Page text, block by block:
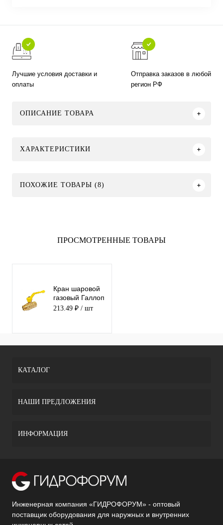
Лучшие условия доставки и
оплаты
Отправка заказов в любой
регион РФ
ОПИСАНИЕ ТОВАРА
ХАРАКТЕРИСТИКИ
ПОХОЖИЕ ТОВАРЫ (8)
ПРОСМОТРЕННЫЕ ТОВАРЫ
Кран шаровой
газовый Галлоп
Стандарт 221
213.49 ₽ / шт
КАТАЛОГ
НАШИ ПРЕДЛОЖЕНИЯ
ИНФОРМАЦИЯ
Инженерная компания «ГИДРОФОРУМ» - оптовый
поставщик оборудования для наружных и внутренних